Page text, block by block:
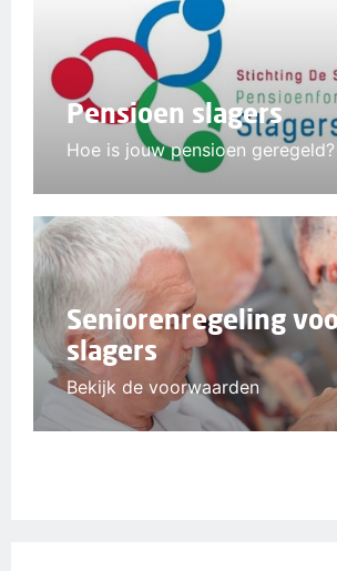
Pensioen slagers
Hoe is jouw pensioen geregeld?
Seniorenregeling
slagers
Bekijk de voorwaarden